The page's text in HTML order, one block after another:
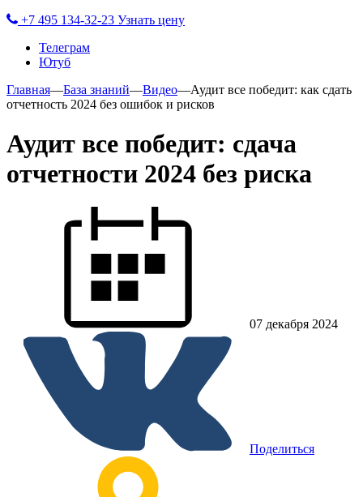
+7 495 134-32-23 Узнать цену
Телеграм
Ютуб
Главная—База знаний—Видео—Аудит все победит: как сдать
отчетность 2024 без ошибок и рисков
Аудит все победит: сдача
отчетности 2024 без риска
07 декабря 2024
Поделиться